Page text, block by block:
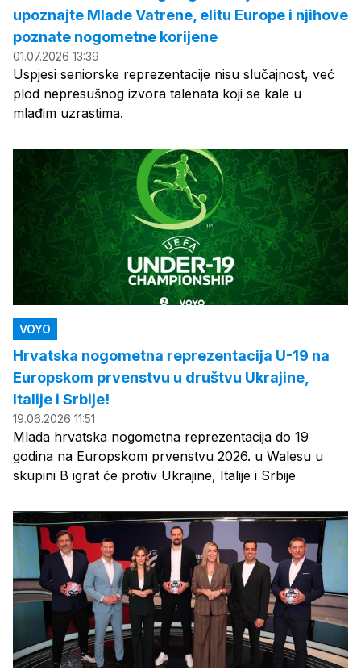
upoznajte Mlade Vatrene, elitu Europe i njihove
poznate nogometne korijene
01.07.2026 13:39
Uspjesi seniorske reprezentacije nisu slučajnost, već
plod nepresušnog izvora talenata koji se kale u
mlađim uzrastima.
VOYO
Hrvatska nogometna reprezentacija U-19 na
Europskom prvenstvu u društvu Ukrajine,
Italije i Srbije!
19.06.2026 11:51
Mlada hrvatska nogometna reprezentacija do 19
godina na Europskom prvenstvu 2026. u Walesu u
skupini B igrat će protiv Ukrajine, Italije i Srbije